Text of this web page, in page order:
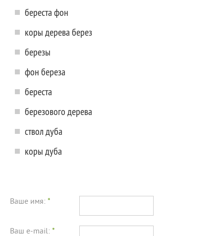
береста фон
коры дерева берез
березы
фон береза
береста
березового дерева
ствол дуба
коры дуба
Ваше имя: *
Ваш e-mail: *